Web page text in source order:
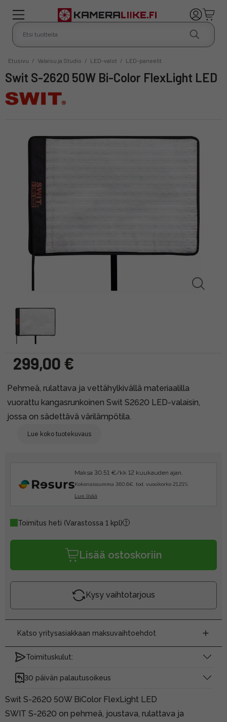
Etusivu / Valaisu ja Studio / LED-valot / LED-paneelit
Swit S-2620 50W Bi-Color FlexLight LED
299,00 €
Pehmeä, rulattava ja vettähylkivällä materiaalilla
vuorattu kangasrunkoinen Swit S2620 LED-valaisin,
jossa on sädettävä värilämpötila.
Lue koko tuotekuvaus
Maksa 30.51 €/kk 12 kuukauden ajan.
Kokonaissumma 360.6€, tod. vuosikorko 21.21%.
Lue lisää
Toimitus heti (Varastossa 1 kpl)
Lisää ostoskoriin
Kysy vaihtotarjous
Katso yritysasiakkaan maksuvaihtoehdot
Toimituskulut:
30 päivän palautusoikeus
Swit S-2620 50W BiColor FlexLight LED
SWIT S-2620 on pehmeä, joustava, rulattava ja